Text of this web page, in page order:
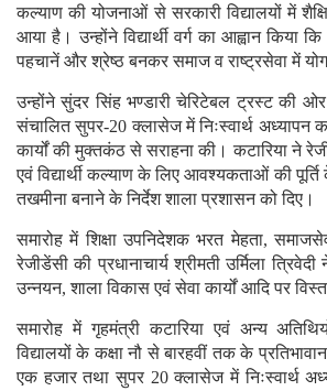
कल्याण की योजनाओं से सरकारी विद्यालयों में
आया है। उन्होंने विद्यार्थी वर्ग का आह्वान किया
पहचानें और श्रेष्ठ बनकर समाज व राष्ट्रसेवा में
उन्होंने सुंदर सिंह भण्डारी चेरिटेबल ट्रस्ट की ओर
संचालित सुपर-20 क्लासेज में निःस्वार्थ अध्यापन
कार्यों की मुक्तकंठ से सराहना की। कटारिया ने
एवं विद्यार्थी कल्याण के लिए आवश्यकताओं की
तखमीना बनाने के निर्देश शाला प्रशासन को दिए।
समारोह में शिक्षा उपनिदेशक भरत मेहता,
रेजीडेंसी की प्रधानाचार्य श्रीमती उर्मिला
उन्नयन, शाला विकास एवं सेवा कार्यों आदि पर
समारोह में गृहमंत्री कटारिया एवं अन्य
विद्यालयों के कक्षा नौ से बारहवीं तक के
एक हजार तथा सुपर 20 क्लासेज में निःस्वार्थ